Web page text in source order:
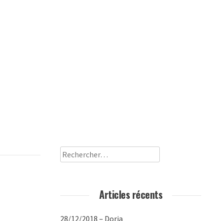
Rechercher :
Articles récents
28/12/2018 – Doria